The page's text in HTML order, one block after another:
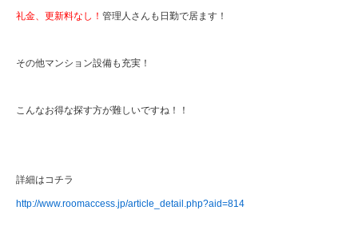
礼金、更新料なし！ 管理人さんも日勤で居ます！
その他マンション設備も充実！
こんなお得な探す方が難しいですね！！
詳細はコチラ
http://www.roomaccess.jp/article_detail.php?aid=814